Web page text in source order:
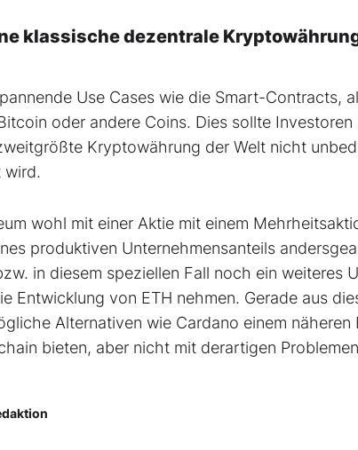
klassische dezentrale
Use Cases wie die Smart-Contracts,
oder andere Coins. Dies sollte Investoren
Kryptowährung der Welt nicht
wird.
wohl mit einer Aktie mit einem
produktiven Unternehmensanteils
in diesem speziellen Fall noch ein weiteres
Entwicklung von ETH nehmen. Gerade aus
Alternativen wie Cardano einem
bieten, aber nicht mit derartigen